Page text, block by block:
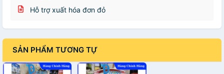
Hỗ trợ xuất hóa đơn đỏ
SẢN PHẨM TƯƠNG TỰ